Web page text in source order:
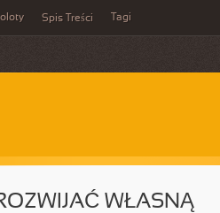
Spis Treści Tagi
WŁASNĄ